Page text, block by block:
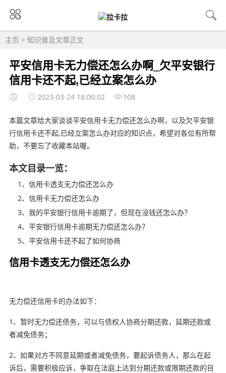
主页 > 知识普及文章正文
平安信用卡无力偿还怎么办啊_欠平安银行
信用卡还不起,已经立案怎么办
2023-03-24 18:00:02 108
本篇文章给大家谈谈平安信用卡无力偿还怎么办啊，以及欠平安银
行信用卡还不起,已经立案怎么办对应的知识点，希望对各位有所帮
助，不要忘了收藏本站喔。
本文目录一览：
1、信用卡透支无力偿还怎么办
2、信用卡无力偿还怎么办
3、我的平安银行信用卡逾期了，但现在没钱还怎么办？
4、平安银行信用卡逾期无力偿还怎么办？
5、平安信用卡还不起了如何协商
信用卡透支无力偿还怎么办
无力偿还信用卡的办法如下：
1、暂时无力偿还债务，可以与债权人协商分期还款，延期还款或
者减免债务；
2、如果对方不同意延期或者减免债务，要起诉债务人，那么在起
诉后，需要积极应诉，争取在法庭上达到分期还款或限期还款的目